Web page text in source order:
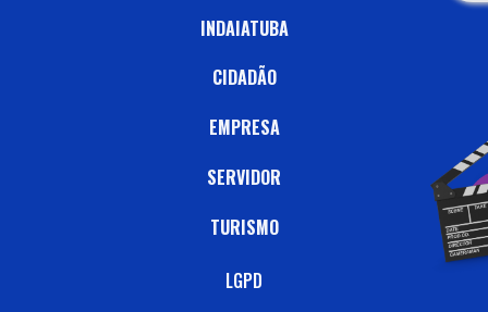
INDAIATUBA
CIDADÃO
EMPRESA
SERVIDOR
TURISMO
LGPD